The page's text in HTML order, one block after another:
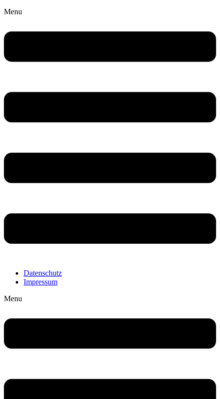
Menu
Datenschutz
Impressum
Menu